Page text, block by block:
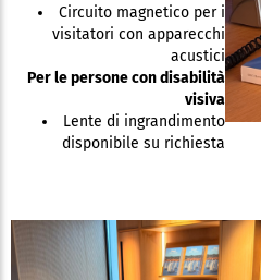
Circuito magnetico per i
visitatori con apparecchi
acustici
Per le persone con disabilità
visiva
Lente di ingrandimento
disponibile su richiesta